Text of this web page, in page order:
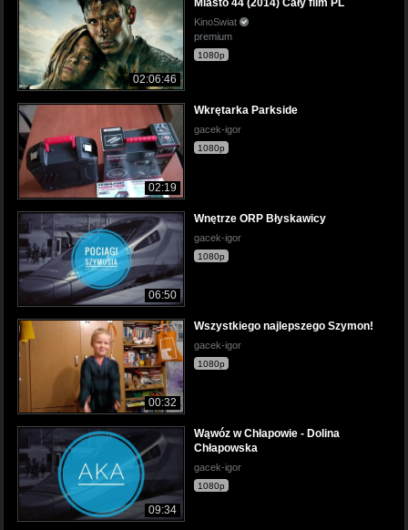
02:06:46
Miasto 44 (2014) Cały film PL
KinoSwiat
premium
1080p
02:19
Wkrętarka Parkside
gacek-igor
1080p
06:50
Wnętrze ORP Błyskawicy
gacek-igor
1080p
00:32
Wszystkiego najlepszego Szymon!
gacek-igor
1080p
09:34
Wąwóz w Chłapowie - Dolina
Chłapowska
gacek-igor
1080p